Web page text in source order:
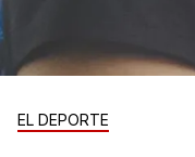
EL DEPORTE